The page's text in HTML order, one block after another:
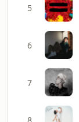
5
6
7
8